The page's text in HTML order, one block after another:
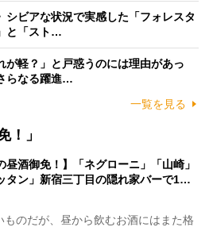
シビアな状況で実感した「フォレスタ
と「スト…
が軽？」と戸惑うのには理由があっ
らなる躍進…
一覧を見る
！」
昼酒御免！】「ネグローニ」「山崎」
タン」新宿三丁目の隠れ家バーで1…
のだが、昼から飲むお酒にはまた格